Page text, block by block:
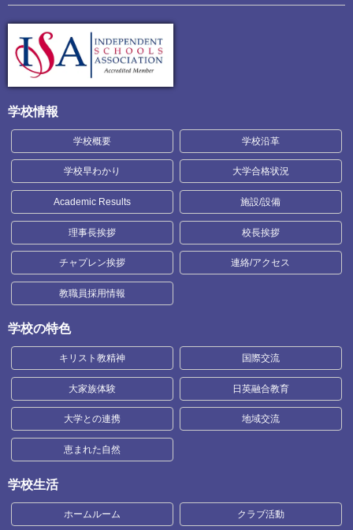
学校情報
学校概要 学校沿革
学校早わかり 大学合格状況
Academic Results 施設/設備
理事長挨拶 校長挨拶
チャプレン挨拶 連絡/アクセス
教職員採用情報
学校の特色
キリスト教精神 国際交流
大家族体験 日英融合教育
大学との連携 地域交流
恵まれた自然
学校生活
ホームルーム クラブ活動